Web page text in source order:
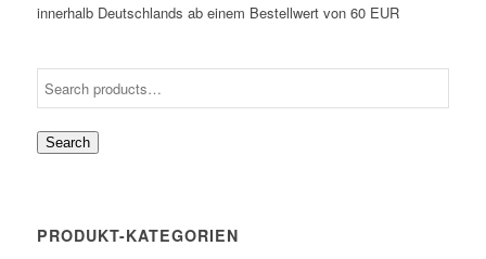
innerhalb Deutschlands ab einem Bestellwert von 60 EUR
Search
PRODUKT-KATEGORIEN